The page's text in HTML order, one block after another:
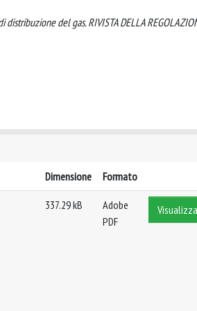
del gas. RIVISTA DELLA
Dimensione Formato
337.29 kB
Adobe
PDF